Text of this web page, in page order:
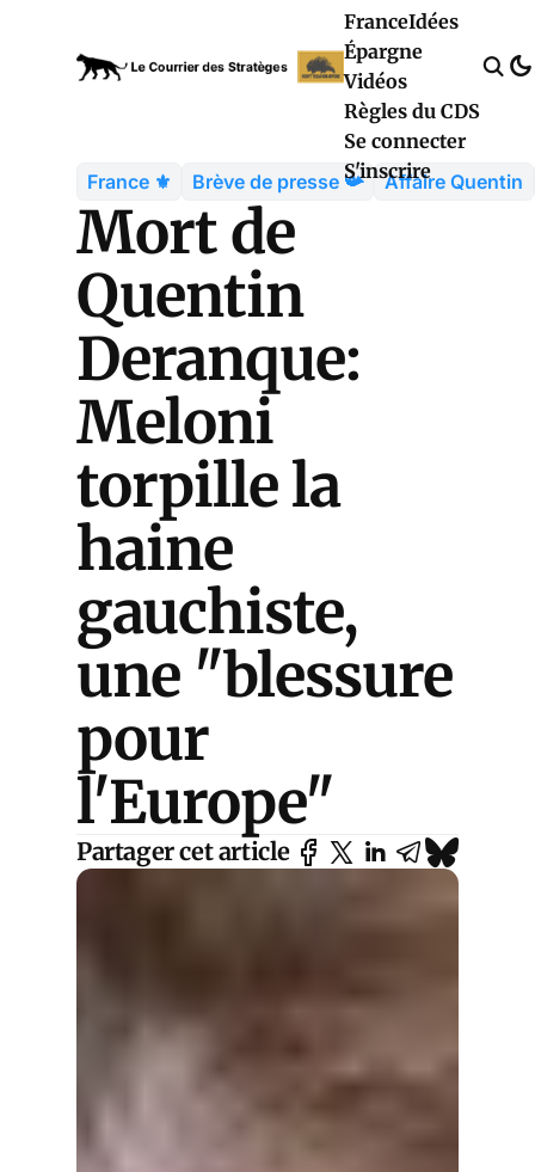
FranceIdées
Épargne
Vidéos
Règles du CDS
Se connecter
S'inscrire
France ⚜️ Brève de presse 📯 Affaire Quentin
Mort de
Quentin
Deranque:
Meloni
torpille la
haine
gauchiste,
une "blessure
pour
l'Europe"
Partager cet article